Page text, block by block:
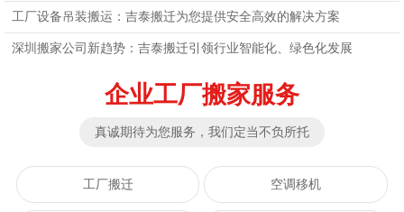
工厂设备吊装搬运：吉泰搬迁为您提供安全高效的解决方案
深圳搬家公司新趋势：吉泰搬迁引领行业智能化、绿色化发展
企业工厂搬家服务
真诚期待为您服务，我们定当不负所托
工厂搬迁 空调移机